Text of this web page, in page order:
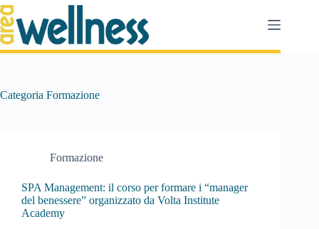
Salta
al
contenuto
Categoria Formazione
Formazione
SPA Management: il corso per formare i “manager
del benessere” organizzato da Volta Institute
Academy